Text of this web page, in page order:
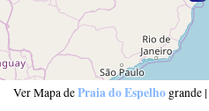
Ver Mapa dePraia do Espelho grande |